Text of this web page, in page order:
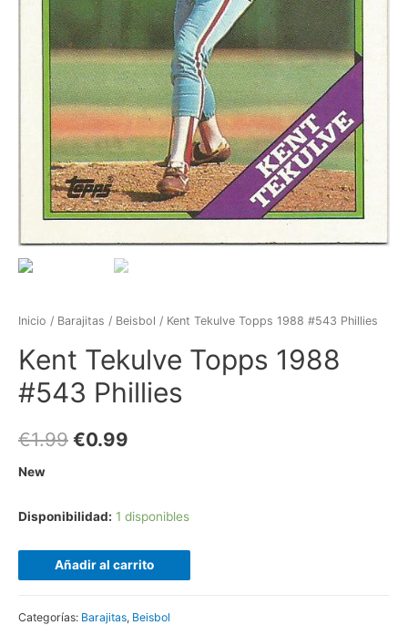
Inicio / Barajitas / Beisbol / Kent Tekulve Topps 1988 #543 Phillies
Kent Tekulve Topps 1988
#543 Phillies
€1.99 €0.99
New
Disponibilidad: 1 disponibles
Añadir al carrito
Categorías: Barajitas, Beisbol